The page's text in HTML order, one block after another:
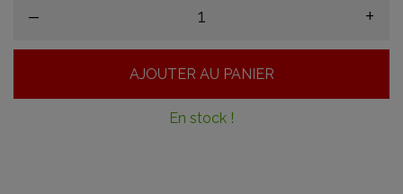
– +
AJOUTER AU PANIER
En stock !